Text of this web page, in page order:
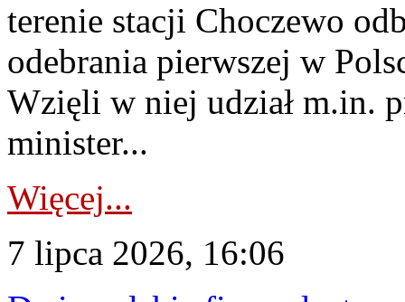
terenie stacji Choczewo
odebrania pierwszej w
Wzięli w niej udział m.in.
minister...
Więcej...
7 lipca 2026, 16:06